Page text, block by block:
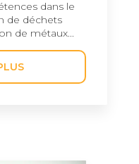
dans le
de déchets
de métaux...